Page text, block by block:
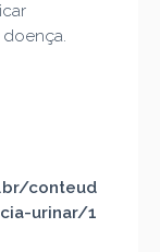
doença.
conteud
urinar/1